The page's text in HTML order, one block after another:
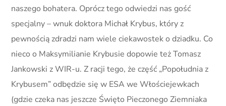
naszego bohatera. Oprócz tego odwiedzi nas gość
specjalny – wnuk doktora Michał Krybus, który z
pewnością zdradzi nam wiele ciekawostek o dziadku. Co
nieco o Maksymilianie Krybusie dopowie też Tomasz
Jankowski z WIR-u. Z racji tego, że część „Popołudnia z
Krybusem” odbędzie się w ESA we Włościejewkach
(gdzie czeka nas jeszcze Święto Pieczonego Ziemniaka